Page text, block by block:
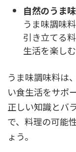
自然のうま
うま味調味
引き立てる
生活を楽し
うま味調味料は
い食生活をサポ
正しい知識とバ
で、料理の可能
ょう。